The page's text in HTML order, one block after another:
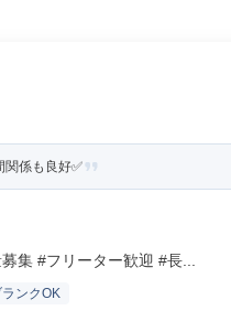
関係も良好✅️
集 #フリーター歓迎 #長...
ランクOK